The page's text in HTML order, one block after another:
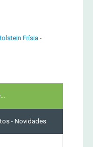
Frísia -
- Novidades